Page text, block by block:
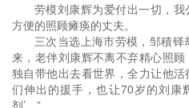
劳模刘康辉为爱付出一切，
方便的照顾瘫痪的丈夫。
三次当选上海市劳模，邹積
来，老伴刘康辉不离不弃精心照
独自带他出去看世界，全力让他
们伸出的援手，也让70岁的刘康
剂’。”